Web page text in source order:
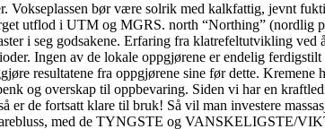
Vokseplassen bør være solrik med kalkfattig, jevnt
utflod i UTM og MGRS. north “Northing” (nordlig
i seg godsakene. Erfaring fra klatrefeltutvikling
Ingen av de lokale oppgjørene er endelig
resultatene fra oppgjørene sine før dette.
og overskap til oppbevaring. Siden vi har en
er de fortsatt klare til bruk! Så vil man investere
med de TYNGSTE og VANSKELIGSTE/